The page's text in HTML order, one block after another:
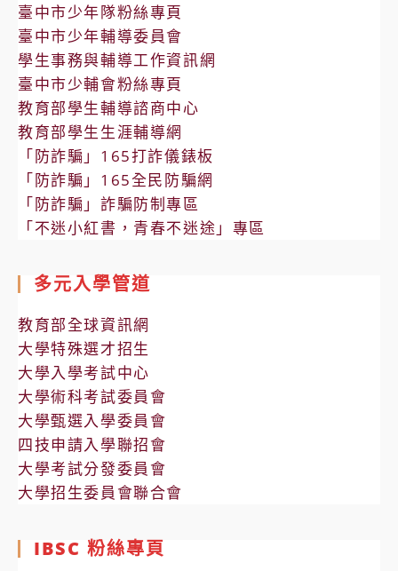
臺中市少年隊粉絲專頁
臺中市少年輔導委員會
學生事務與輔導工作資訊網
臺中市少輔會粉絲專頁
教育部學生輔導諮商中心
教育部學生生涯輔導網
「防詐騙」165打詐儀錶板
「防詐騙」165全民防騙網
「防詐騙」詐騙防制專區
「不迷小紅書，青春不迷途」專區
多元入學管道
教育部全球資訊網
大學特殊選才招生
大學入學考試中心
大學術科考試委員會
大學甄選入學委員會
四技申請入學聯招會
大學考試分發委員會
大學招生委員會聯合會
IBSC 粉絲專頁